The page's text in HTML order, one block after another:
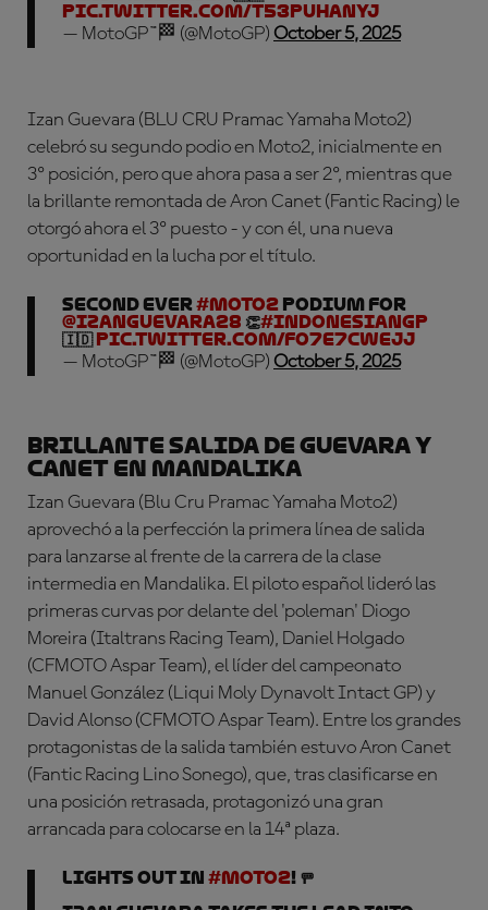
pic.twitter.com/t53PUHANyJ
— MotoGP™🏁 (@MotoGP) October 5, 2025
Izan Guevara (BLU CRU Pramac Yamaha Moto2)
celebró su segundo podio en Moto2, inicialmente en
3º posición, pero que ahora pasa a ser 2º, mientras que
la brillante remontada de Aron Canet (Fantic Racing) le
otorgó ahora el 3º puesto - y con él, una nueva
oportunidad en la lucha por el título.
Second ever #Moto2 podium for
@izanguevara28 👏#IndonesianGP
🇮🇩pic.twitter.com/fo7e7CWEJj
— MotoGP™🏁 (@MotoGP) October 5, 2025
Brillante salida de Guevara y
Canet en Mandalika
Izan Guevara (Blu Cru Pramac Yamaha Moto2)
aprovechó a la perfección la primera línea de salida
para lanzarse al frente de la carrera de la clase
intermedia en Mandalika. El piloto español lideró las
primeras curvas por delante del 'poleman' Diogo
Moreira (Italtrans Racing Team), Daniel Holgado
(CFMOTO Aspar Team), el líder del campeonato
Manuel González (Liqui Moly Dynavolt Intact GP) y
David Alonso (CFMOTO Aspar Team). Entre los grandes
protagonistas de la salida también estuvo Aron Canet
(Fantic Racing Lino Sonego), que, tras clasificarse en
una posición retrasada, protagonizó una gran
arrancada para colocarse en la 14ª plaza.
LIGHTS OUT IN #Moto2! 🚥